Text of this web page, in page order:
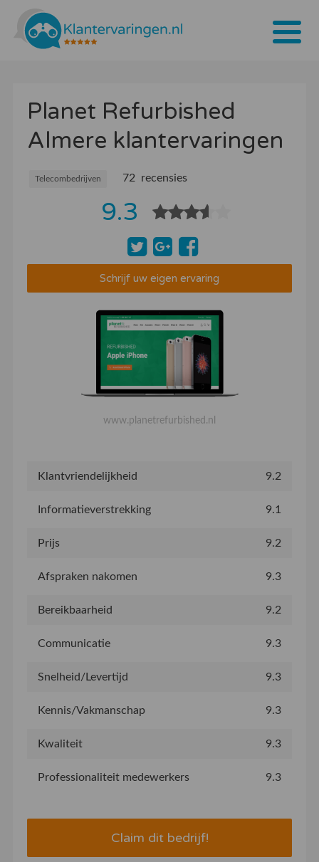
Tarieven
Bedrijven
Over ons
Planet Refurbished
Almere klantervaringen
Telecombedrijven 72 recensies
9.3
Schrijf uw eigen ervaring
www.planetrefurbished.nl
Klantvriendelijkheid 9.2
Informatieverstrekking 9.1
Prijs 9.2
Afspraken nakomen 9.3
Bereikbaarheid 9.2
Communicatie 9.3
Snelheid/Levertijd 9.3
Kennis/Vakmanschap 9.3
Kwaliteit 9.3
Professionaliteit medewerkers 9.3
Claim dit bedrijf!